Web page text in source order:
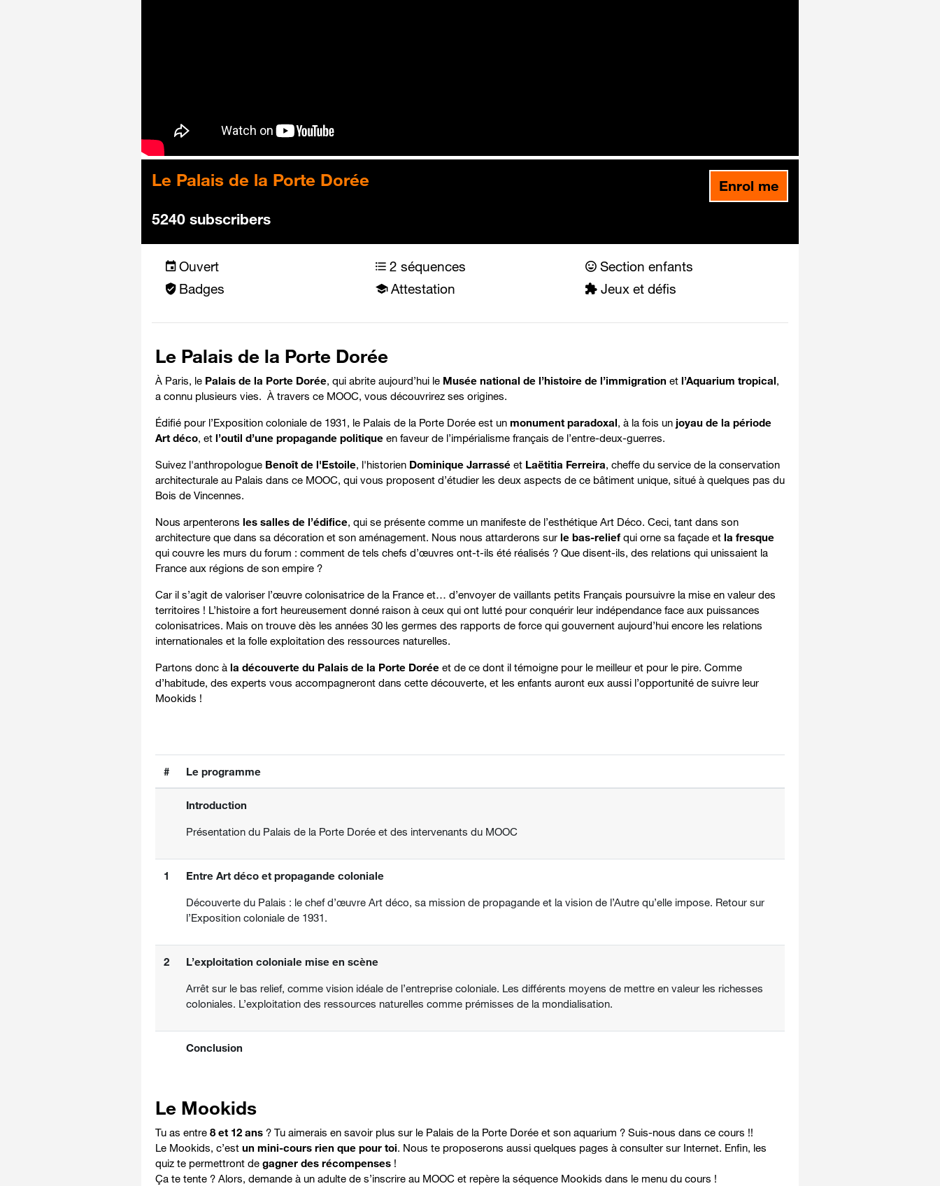
Le Palais de la Porte Dorée
5240 subscribers
Enrol me
Ouvert
Badges
2 séquences
Attestation
Section enfants
Jeux et défis
Le Palais de la Porte Dorée
À Paris, le Palais de la Porte Dorée, qui abrite aujourd’hui le Musée national de l’histoire de l’immigration et l’Aquarium tropical,
a connu plusieurs vies. À travers ce MOOC, vous découvrirez ses origines.
Édifié pour l’Exposition coloniale de 1931, le Palais de la Porte Dorée est un monument paradoxal, à la fois un joyau de la période
Art déco, etl’outil d’une propagande politiqueen faveur de l’impérialisme français de l’entre-deux-guerres.
Suivez l'anthropologue Benoît de l'Estoile, l'historien Dominique Jarrasséet Laëtitia Ferreira, cheffe du service de la conservation
architecturale au Palais dans ce MOOC, qui vous proposent d’étudier les deux aspects de ce bâtiment unique, situé à quelques pas du
Bois de Vincennes.
Nous arpenterons les salles de l’édifice, qui se présente comme un manifeste de l’esthétique Art Déco. Ceci, tant dans son
architecture que dans sa décoration et son aménagement. Nous nous attarderons sur le bas-reliefqui orne sa façade et la fresque
qui couvre les murs du forum : comment de tels chefs d’œuvres ont-t-ils été réalisés ? Que disent-ils, des relations qui unissaient la
France aux régions de son empire ?
Car il s’agit de valoriser l’œuvre colonisatrice de la France et… d’envoyer de vaillants petits Français poursuivre la mise en valeur des
territoires ! L’histoire a fort heureusement donné raison à ceux qui ont lutté pour conquérir leur indépendance face aux puissances
colonisatrices. Mais on trouve dès les années 30 les germes des rapports de force qui gouvernent aujourd’hui encore les relations
internationales et la folle exploitation des ressources naturelles.
Partons donc à la découverte du Palais de la Porte Doréeet de ce dont il témoigne pour le meilleur et pour le pire. Comme
d’habitude, des experts vous accompagneront dans cette découverte, et les enfants auront eux aussi l’opportunité de suivre leur
Mookids !
# Le programme
Introduction
Présentation du Palais de la Porte Dorée et des intervenants du MOOC
1 Entre Art déco et propagande coloniale
Découverte du Palais : le chef d’œuvre Art déco, sa mission de propagande et la vision de l’Autre qu’elle impose. Retour sur
l’Exposition coloniale de 1931.
2 L’exploitation coloniale mise en scène
Arrêt sur le bas relief, comme vision idéale de l’entreprise coloniale. Les différents moyens de mettre en valeur les richesses
coloniales. L’exploitation des ressources naturelles comme prémisses de la mondialisation.
Conclusion
Le Mookids
Tu as entre 8 et 12 ans? Tu aimerais en savoir plus sur le Palais de la Porte Dorée et son aquarium ? Suis-nous dans ce cours !!
Le Mookids, c’est un mini-cours rien que pour toi. Nous te proposerons aussi quelques pages à consulter sur Internet. Enfin, les
quiz te permettront de gagner des récompenses!
Ça te tente ? Alors, demande à un adulte de s’inscrire au MOOC et repère la séquence Mookids dans le menu du cours !